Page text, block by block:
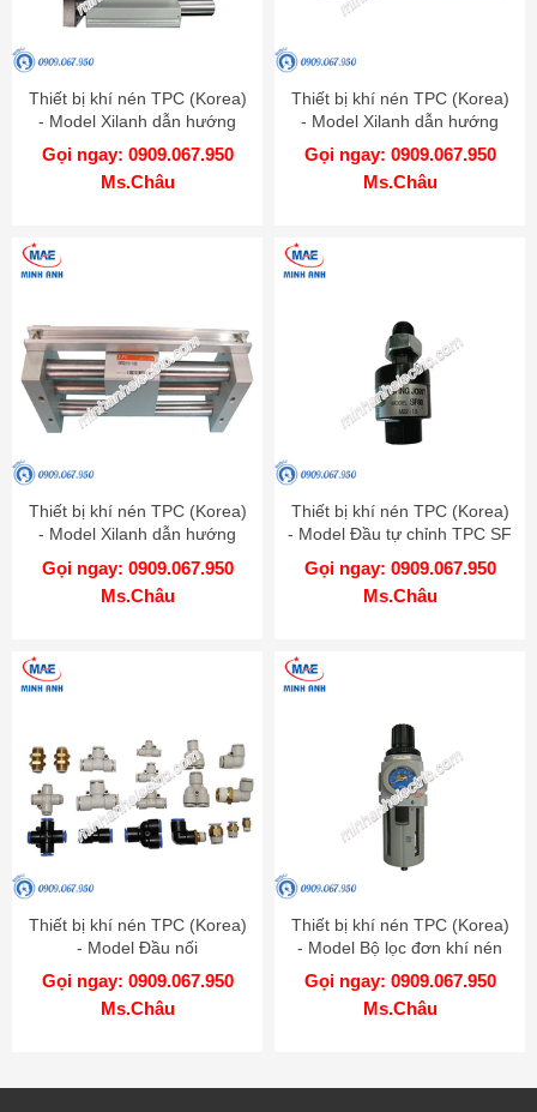
Thiết bị khí nén TPC (Korea)
- Model Xilanh dẫn hướng
AGM-AGL
Gọi ngay: 0909.067.950
Ms.Châu
Thiết bị khí nén TPC (Korea)
- Model Xilanh dẫn hướng
AGX-GX
Gọi ngay: 0909.067.950
Ms.Châu
Thiết bị khí nén TPC (Korea)
- Model Xilanh dẫn hướng
AMRGH
Gọi ngay: 0909.067.950
Ms.Châu
Thiết bị khí nén TPC (Korea)
- Model Đầu tự chỉnh TPC SF
Gọi ngay: 0909.067.950
Ms.Châu
Thiết bị khí nén TPC (Korea)
- Model Đầu nối
Gọi ngay: 0909.067.950
Ms.Châu
Thiết bị khí nén TPC (Korea)
- Model Bộ lọc đơn khí nén
PP
Gọi ngay: 0909.067.950
Ms.Châu